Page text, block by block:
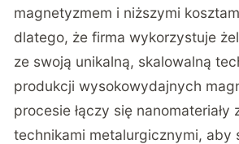
magnetyzmem i niższymi
dlatego, że firma wykorzystuje
ze swoją unikalną, skalowalną
produkcji wysokowydajnych
procesie łączy się
technikami metalurgicznymi, aby